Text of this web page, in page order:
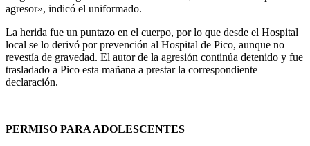
agresor», indicó el uniformado.
La herida fue un puntazo en el cuerpo, por lo que desde el Hospital
local se lo derivó por prevención al Hospital de Pico, aunque no
revestía de gravedad. El autor de la agresión continúa detenido y fue
trasladado a Pico esta mañana a prestar la correspondiente
declaración.
PERMISO PARA ADOLESCENTES